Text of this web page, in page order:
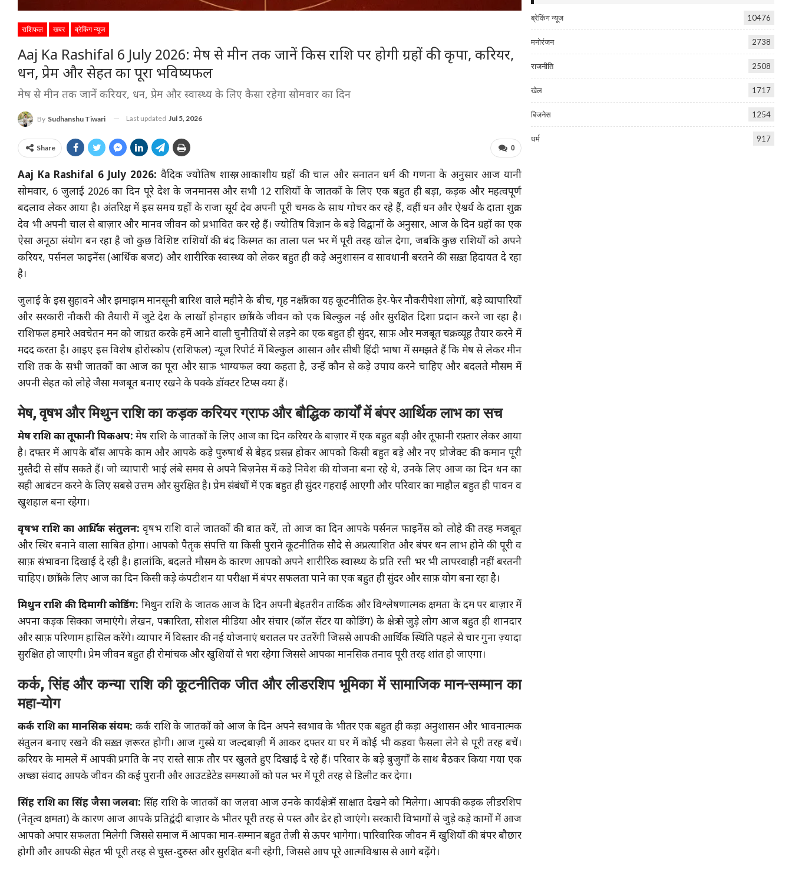
राशिफल खबर ब्रेकिंग न्यूज
Aaj Ka Rashifal 6 July 2026: मेष से मीन तक जानें किस राशि पर होगी ग्रहों की कृपा, करियर,
धन, प्रेम और सेहत का पूरा भविष्यफल
मेष से मीन तक जानें करियर, धन, प्रेम और स्वास्थ्य के लिए कैसा रहेगा सोमवार का दिन
By Sudhanshu Tiwari Last updated Jul 5, 2026
0
Share
Aaj Ka Rashifal 6 July 2026: वैदिक ज्योतिष शास्त्र, आकाशीय ग्रहों की चाल और सनातन धर्म की गणना के अनुसार आज यानी
सोमवार, 6 जुलाई 2026 का दिन पूरे देश के जनमानस और सभी 12 राशियों के जातकों के लिए एक बहुत ही बड़ा, कड़क और महत्वपूर्ण
बदलाव लेकर आया है। अंतरिक्ष में इस समय ग्रहों के राजा सूर्य देव अपनी पूरी चमक के साथ गोचर कर रहे हैं, वहीं धन और ऐश्वर्य के दाता शुक्र
देव भी अपनी चाल से बाज़ार और मानव जीवन को प्रभावित कर रहे हैं। ज्योतिष विज्ञान के बड़े विद्वानों के अनुसार, आज के दिन ग्रहों का एक
ऐसा अनूठा संयोग बन रहा है जो कुछ विशिष्ट राशियों की बंद किस्मत का ताला पल भर में पूरी तरह खोल देगा, जबकि कुछ राशियों को अपने
करियर, पर्सनल फाइनेंस (आर्थिक बजट) और शारीरिक स्वास्थ्य को लेकर बहुत ही कड़े अनुशासन व सावधानी बरतने की सख़्त हिदायत दे रहा
है।
जुलाई के इस सुहावने और झमाझम मानसूनी बारिश वाले महीने के बीच, गृह नक्षत्रों का यह कूटनीतिक हेर-फेर नौकरीपेशा लोगों, बड़े व्यापारियों
और सरकारी नौकरी की तैयारी में जुटे देश के लाखों होनहार छात्रों के जीवन को एक बिल्कुल नई और सुरक्षित दिशा प्रदान करने जा रहा है।
राशिफल हमारे अवचेतन मन को जाग्रत करके हमें आने वाली चुनौतियों से लड़ने का एक बहुत ही सुंदर, साफ़ और मजबूत चक्रव्यूह तैयार करने में
मदद करता है। आइए इस विशेष होरोस्कोप (राशिफल) न्यूज़ रिपोर्ट में बिल्कुल आसान और सीधी हिंदी भाषा में समझते हैं कि मेष से लेकर मीन
राशि तक के सभी जातकों का आज का पूरा और साफ़ भाग्यफल क्या कहता है, उन्हें कौन से कड़े उपाय करने चाहिए और बदलते मौसम में
अपनी सेहत को लोहे जैसा मजबूत बनाए रखने के पक्के डॉक्टर टिप्स क्या हैं।
मेष, वृषभ और मिथुन राशि का कड़क करियर ग्राफ और बौद्धिक कार्यों में बंपर आर्थिक लाभ का सच
मेष राशि का तूफानी पिकअप: मेष राशि के जातकों के लिए आज का दिन करियर के बाज़ार में एक बहुत बड़ी और तूफानी रफ़्तार लेकर आया
है। दफ्तर में आपके बॉस आपके काम और आपके कड़े पुरुषार्थ से बेहद प्रसन्न होकर आपको किसी बहुत बड़े और नए प्रोजेक्ट की कमान पूरी
मुस्तैदी से सौंप सकते हैं। जो व्यापारी भाई लंबे समय से अपने बिज़नेस में कड़े निवेश की योजना बना रहे थे, उनके लिए आज का दिन धन का
सही आबंटन करने के लिए सबसे उत्तम और सुरक्षित है। प्रेम संबंधों में एक बहुत ही सुंदर गहराई आएगी और परिवार का माहौल बहुत ही पावन व
खुशहाल बना रहेगा।
वृषभ राशि का आर्थिक संतुलन: वृषभ राशि वाले जातकों की बात करें, तो आज का दिन आपके पर्सनल फाइनेंस को लोहे की तरह मजबूत
और स्थिर बनाने वाला साबित होगा। आपको पैतृक संपत्ति या किसी पुराने कूटनीतिक सौदे से अप्रत्याशित और बंपर धन लाभ होने की पूरी व
साफ़ संभावना दिखाई दे रही है। हालांकि, बदलते मौसम के कारण आपको अपने शारीरिक स्वास्थ्य के प्रति रत्ती भर भी लापरवाही नहीं बरतनी
चाहिए। छात्रों के लिए आज का दिन किसी कड़े कंपटीशन या परीक्षा में बंपर सफलता पाने का एक बहुत ही सुंदर और साफ़ योग बना रहा है।
मिथुन राशि की दिमागी कोडिंग: मिथुन राशि के जातक आज के दिन अपनी बेहतरीन तार्किक और विश्लेषणात्मक क्षमता के दम पर बाज़ार में
अपना कड़क सिक्का जमाएंगे। लेखन, पत्रकारिता, सोशल मीडिया और संचार (कॉल सेंटर या कोडिंग) के क्षेत्र से जुड़े लोग आज बहुत ही शानदार
और साफ़ परिणाम हासिल करेंगे। व्यापार में विस्तार की नई योजनाएं धरातल पर उतरेंगी जिससे आपकी आर्थिक स्थिति पहले से चार गुना ज़्यादा
सुरक्षित हो जाएगी। प्रेम जीवन बहुत ही रोमांचक और खुशियों से भरा रहेगा जिससे आपका मानसिक तनाव पूरी तरह शांत हो जाएगा।
कर्क, सिंह और कन्या राशि की कूटनीतिक जीत और लीडरशिप भूमिका में सामाजिक मान-सम्मान का
महा-योग
कर्क राशि का मानसिक संयम: कर्क राशि के जातकों को आज के दिन अपने स्वभाव के भीतर एक बहुत ही कड़ा अनुशासन और भावनात्मक
संतुलन बनाए रखने की सख़्त ज़रूरत होगी। आज गुस्से या जल्दबाज़ी में आकर दफ्तर या घर में कोई भी कड़वा फैसला लेने से पूरी तरह बचें।
करियर के मामले में आपकी प्रगति के नए रास्ते साफ़ तौर पर खुलते हुए दिखाई दे रहे हैं। परिवार के बड़े बुजुर्गों के साथ बैठकर किया गया एक
अच्छा संवाद आपके जीवन की कई पुरानी और आउटडेटेड समस्याओं को पल भर में पूरी तरह से डिलीट कर देगा।
सिंह राशि का सिंह जैसा जलवा: सिंह राशि के जातकों का जलवा आज उनके कार्यक्षेत्र में साक्षात देखने को मिलेगा। आपकी कड़क लीडरशिप
(नेतृत्व क्षमता) के कारण आज आपके प्रतिद्वंदी बाज़ार के भीतर पूरी तरह से पस्त और ढेर हो जाएंगे। सरकारी विभागों से जुड़े कड़े कामों में आज
आपको अपार सफलता मिलेगी जिससे समाज में आपका मान-सम्मान बहुत तेज़ी से ऊपर भागेगा। पारिवारिक जीवन में खुशियों की बंपर बौछार
होगी और आपकी सेहत भी पूरी तरह से चुस्त-दुरुस्त और सुरक्षित बनी रहेगी, जिससे आप पूरे आत्मविश्वास से आगे बढ़ेंगे।
ब्रेकिंग न्यूज 10476
मनोरंजन 2738
राजनीति 2508
खेल 1717
बिजनेस 1254
धर्म 917